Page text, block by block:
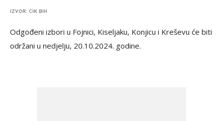
IZVOR: CIK BIH
Odgođeni izbori u Fojnici, Kiseljaku, Konjicu i Kreševu će biti
održani u nedjelju, 20.10.2024. godine.